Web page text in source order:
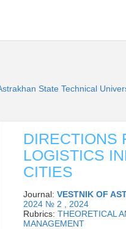
State Technical
DIRECTIONS
LOGISTICS
CITIES
Journal: VESTNIK OF
2024 № 2 , 2024
Rubrics: THEORETICAL
MANAGEMENT